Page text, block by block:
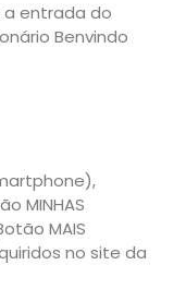
entrada do
Benvindo
MINHAS
MAIS
no site da